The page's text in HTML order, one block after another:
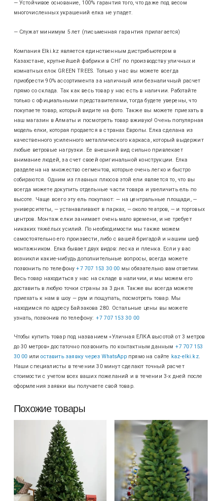
— Устойчивое основание, 100% гарантия того, что даже под весом
многочисленных украшений елка не упадет.
— Служат минимум 5 лет (письменная гарантия прилагается)
Компания Elki.kz является единственным дистрибьютером в
Казахстане, крупнейшей фабрики в СНГ по производству уличных и
комнатных елок GREEN TREES. Только у нас вы можете всегда
приобрести 90% ассортимента за наличный или безналичный расчет
прямо со склада. Так как весь товар у нас есть в наличии. Работайте
только с официальными представителями, тогда будете уверены, что
покупаете товар, который видите на фото. Также вы можете приехать в
наш магазин в Алматы и посмотреть товар вживую! Очень популярная
модель елки, которая продается в странах Европы. Елка сделана из
качественного усиленного металлического каркаса, который выдержит
любые ветровые нагрузки. Ее внешний вид сильно привлекает
внимание людей, за счет своей оригинальной конструкции. Елка
разделена на множество сегментов, которые очень легко и быстро
собираются. Одним из главных плюсов этой ели является то, что вы
всегда можете докупить отдельные части товара и увеличить ель по
высоте. Чаще всего эту ель покупают: — на центральные площади, —
университеты, — устанавливают в парках, — около театров, — и торговых
центров. Монтаж елки занимает очень мало времени, и не требует
никаких тяжёлых усилий. По необходимости мы также можем
самостоятельно его произвести, либо с вашей бригадой и нашим шеф
монтажником. Елка бывает двух видов: леска и пленка. Если у вас
возникли какие-нибудь дополнительные вопросы, всегда можете
позвонить по телефону +7 707 153 30 00 мы обязательно вам ответим.
Весь товар находиться у нас на складе в наличии, и мы можем его
доставить в любую точки страны за 3 дня. Также вы всегда можете
приехать к нам в шоу — рум и пощупать, посмотреть товар. Мы
находимся по адресу Байзакова 280. Остальные цены вы можете
узнать, позвонив по телефону: +7 707 153 30 00
Чтобы купить товар под названием «Уличная ЕЛКА высотой от 3 метров
до 30 метров» достаточно позвонить по контактным данным +7 707 153
30 00 илиоставить заявку через WhatsAppпрямо на сайте kaz-elki.kz.
Наши специалисты в течении 30 минут сделают точный расчет
стоимости с учетом всех ваших пожеланий и в течении 3-х дней после
оформления заявки вы получаете свой товар.
Похожие товары